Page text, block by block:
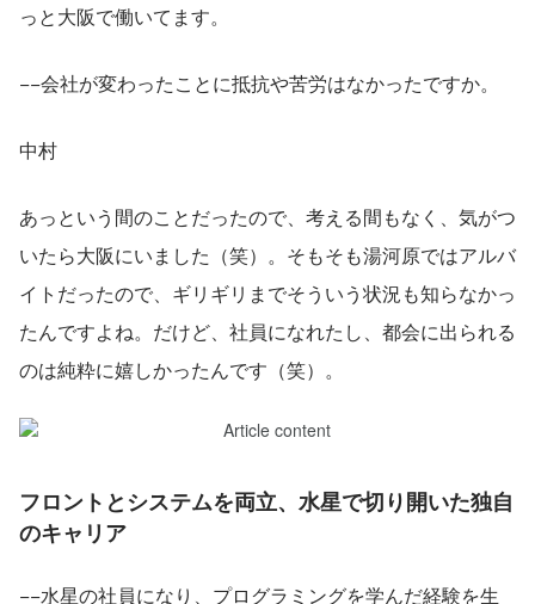
っと大阪で働いてます。
−−会社が変わったことに抵抗や苦労はなかったですか。
中村
あっという間のことだったので、考える間もなく、気がつ
いたら大阪にいました（笑）。そもそも湯河原ではアルバ
イトだったので、ギリギリまでそういう状況も知らなかっ
たんですよね。だけど、社員になれたし、都会に出られる
のは純粋に嬉しかったんです（笑）。
フロントとシステムを両立、水星で切り開いた独自
のキャリア
−−水星の社員になり、プログラミングを学んだ経験を生